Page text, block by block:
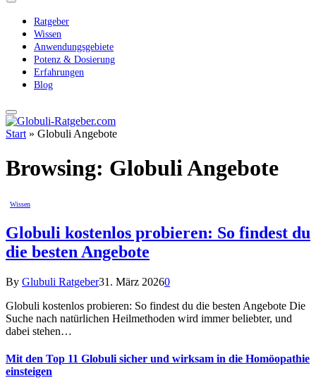
Ratgeber
Wissen
Anwendungsgebiete
Potenz & Dosierung
Erfahrungen
Blog
Start » Globuli Angebote
Browsing: Globuli Angebote
Wissen
Globuli kostenlos probieren: So findest du
die besten Angebote
By Glubuli Ratgeber31. März 20260
Globuli kostenlos probieren: So findest du die besten Angebote Die
Suche nach natürlichen Heilmethoden wird immer beliebter, und
dabei stehen…
Mit den Top 11 Globuli sicher und wirksam in die Homöopathie
einsteigen